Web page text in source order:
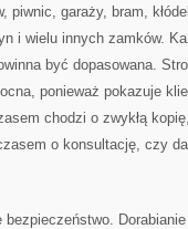
piwnic, garaży, bram,
i wielu innych zamków.
być dopasowana.
ponieważ pokazuje
chodzi o zwykłą
o konsultację, czy